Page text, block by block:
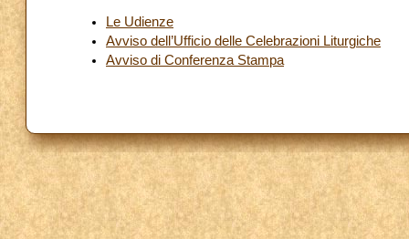
Le Udienze
Avviso dell’Ufficio delle Celebrazioni Liturgiche
Avviso di Conferenza Stampa